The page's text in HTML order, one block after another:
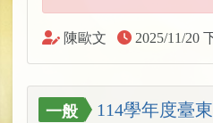
陳歐文 2025/11/20
一般
114學年度臺